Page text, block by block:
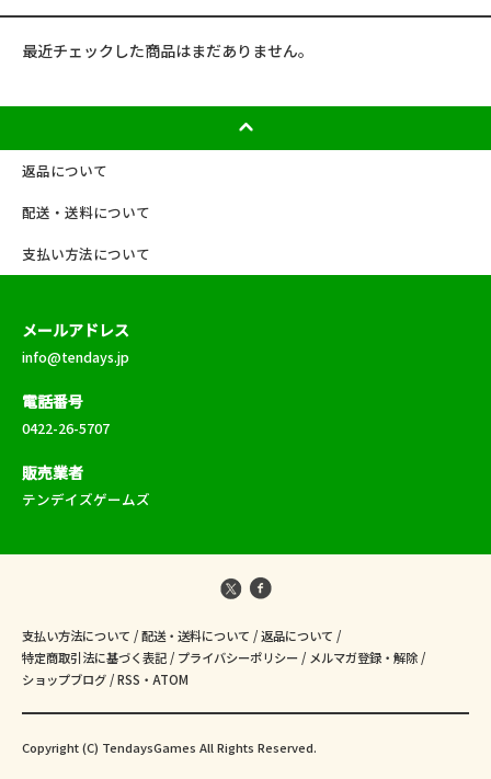
最近チェックした商品はまだありません。
返品について
配送・送料について
支払い方法について
メールアドレス
info@tendays.jp
電話番号
0422-26-5707
販売業者
テンデイズゲームズ
支払い方法について /配送・送料について /返品について /
特定商取引法に基づく表記/ プライバシーポリシー/ メルマガ登録・解除/
ショップブログ/RSS ・ ATOM
Copyright (C) TendaysGames All Rights Reserved.